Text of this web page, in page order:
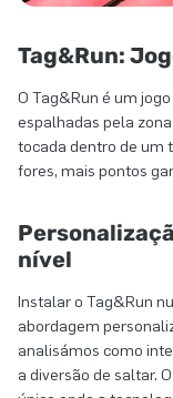
Tag&Run:
O Tag&Run é um
espalhadas pela
tocada dentro de um
fores, mais pontos
nível
Instalar o Tag&Run
abordagem
analisámos como
a diversão de saltar.